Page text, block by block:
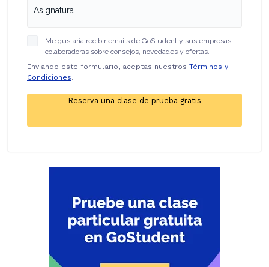
Me gustaría recibir emails de GoStudent y sus empresas
colaboradoras sobre consejos, novedades y ofertas.
Enviando este formulario, aceptas nuestros Términos y
Condiciones.